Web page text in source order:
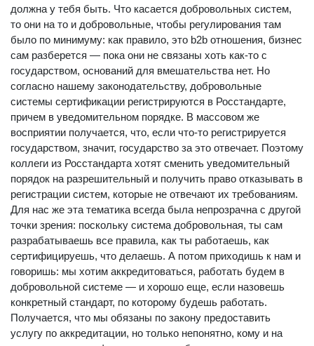
должна у тебя быть. Что касается добровольных систем,
то они на то и добровольные, чтобы регулирования там
было по минимуму: как правило, это b2b отношения, бизнес
сам разберется — пока они не связаны хоть как-то с
государством, оснований для вмешательства нет. Но
согласно нашему законодательству, добровольные
системы сертификации регистрируются в Росстандарте,
причем в уведомительном порядке. В массовом же
восприятии получается, что, если что-то регистрируется
государством, значит, государство за это отвечает. Поэтому
коллеги из Росстандарта хотят сменить уведомительный
порядок на разрешительный и получить право отказывать в
регистрации систем, которые не отвечают их требованиям.
Для нас же эта тематика всегда была непрозрачна с другой
точки зрения: поскольку система добровольная, ты сам
разрабатываешь все правила, как ты работаешь, как
сертифицируешь, что делаешь. А потом приходишь к нам и
говоришь: мы хотим аккредитоваться, работать будем в
добровольной системе — и хорошо еще, если назовешь
конкретный стандарт, по которому будешь работать.
Получается, что мы обязаны по закону предоставить
услугу по аккредитации, но только непонятно, кому и на